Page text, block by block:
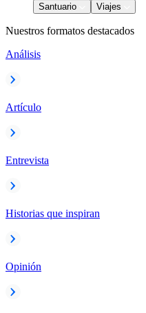
Santuario
Viajes
Nuestros formatos destacados
Análisis
Artículo
Entrevista
Historias que inspiran
Opinión